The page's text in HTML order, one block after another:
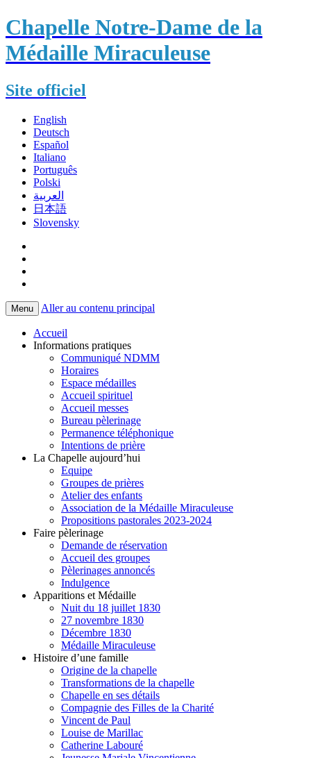
Chapelle Notre-Dame de la
Médaille Miraculeuse
Site officiel
English
Deutsch
Español
Italiano
Português
Polski
العربية
日本語
Slovensky
Menu Aller au contenu principal
Accueil
Informations pratiques
Communiqué NDMM
Horaires
Espace médailles
Accueil spirituel
Accueil messes
Bureau pèlerinage
Permanence téléphonique
Intentions de prière
La Chapelle aujourd’hui
Equipe
Groupes de prières
Atelier des enfants
Association de la Médaille Miraculeuse
Propositions pastorales 2023-2024
Faire pèlerinage
Demande de réservation
Accueil des groupes
Pèlerinages annoncés
Indulgence
Apparitions et Médaille
Nuit du 18 juillet 1830
27 novembre 1830
Décembre 1830
Médaille Miraculeuse
Histoire d’une famille
Origine de la chapelle
Transformations de la chapelle
Chapelle en ses détails
Compagnie des Filles de la Charité
Vincent de Paul
Louise de Marillac
Catherine Labouré